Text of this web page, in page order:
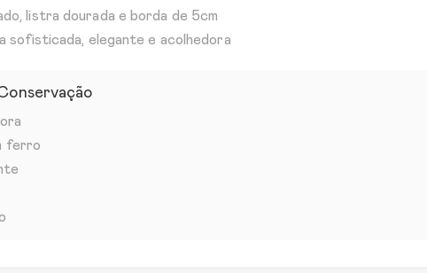
listra dourada e borda de 5cm
sofisticada, elegante e acolhedora
ferro